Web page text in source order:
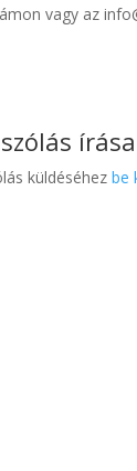
vagy az
írása
küldéséhezbe